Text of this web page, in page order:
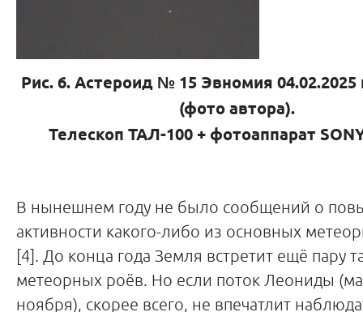
Рис. 6. Астероид № 15 Эвномия 04.02.2025
(фото автора).
Телескоп ТАЛ-100 + фотоаппарат
В нынешнем году не было сообщений о
активности какого-либо из основных
[4]. До конца года Земля встретит ещё пару
метеорных роёв. Но если поток Леониды
ноября), скорее всего, не впечатлит